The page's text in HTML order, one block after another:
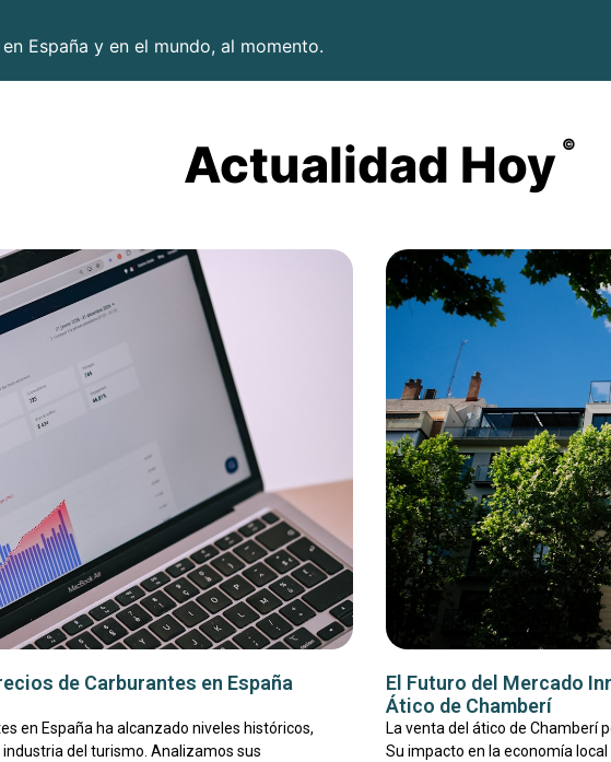
España y en el mundo, al momento.
Actualidad Hoy ©
de Carburantes en España
en España ha alcanzado niveles históricos,
del turismo. Analizamos sus
El Futuro del Mercado
Ático de Chamberí
La venta del ático de Chamberí
Su impacto en la economía